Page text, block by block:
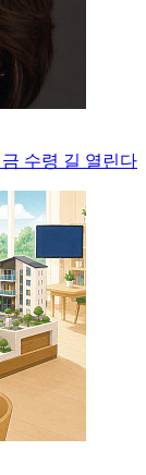
수령 길 열린다